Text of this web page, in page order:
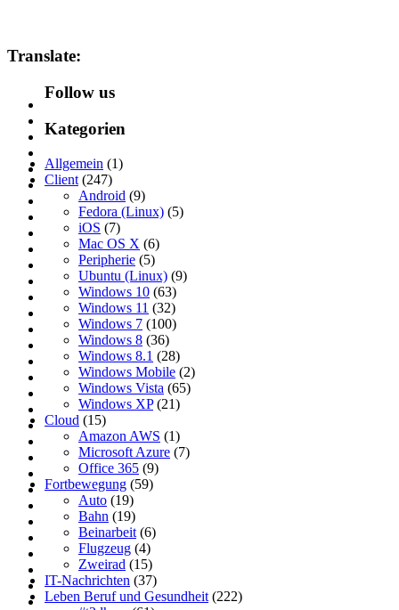
Translate:
Follow us
Kategorien
Allgemein (1)
Client (247)
Android (9)
Fedora (Linux) (5)
iOS (7)
Mac OS X (6)
Peripherie (5)
Ubuntu (Linux) (9)
Windows 10 (63)
Windows 11 (32)
Windows 7 (100)
Windows 8 (36)
Windows 8.1 (28)
Windows Mobile (2)
Windows Vista (65)
Windows XP(21)
Cloud (15)
Amazon AWS (1)
Microsoft Azure (7)
Office 365 (9)
Fortbewegung (59)
Auto (19)
Bahn (19)
Beinarbeit (6)
Flugzeug (4)
Zweirad (15)
IT-Nachrichten (37)
Leben Beruf und Gesundheit (222)